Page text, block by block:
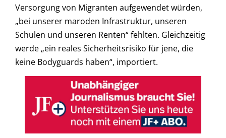
Versorgung von Migranten aufgewendet würden,
„bei unserer maroden Infrastruktur, unseren
Schulen und unseren Renten“ fehlten. Gleichzeitig
werde „ein reales Sicherheitsrisiko für jene, die
keine Bodyguards haben“, importiert.